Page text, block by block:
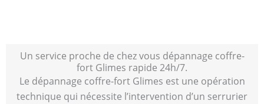
Un service proche de chez vous dépannage coffre-
fort Glimes rapide 24h/7.
Le dépannage coffre-fort Glimes est une opération
technique qui nécessite l’intervention d’un serrurier